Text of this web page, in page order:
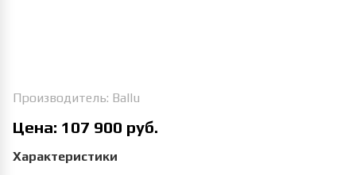
Производитель: Ballu
Цена: 107 900 руб.
Характеристики